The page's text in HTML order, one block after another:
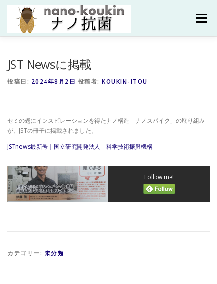
メニュー
JST Newsに掲載
投稿日: 2024年8月2日 投稿者: KOUKIN-ITOU
セミの翅にインスピレーションを得たナノ構造「ナノスパイク」の取り組み
が、JSTの冊子に掲載されました。
JSTnews最新号｜国立研究開発法人 科学技術振興機構
Follow me!
カテゴリー: 未分類